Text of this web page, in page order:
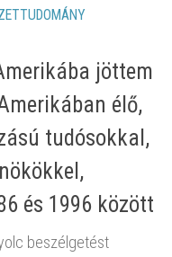
jöttem
élő,
tudósokkal,
és 1996 között
beszélgetést